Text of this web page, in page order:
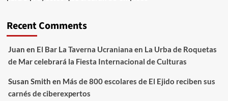
Recent Comments
Juan en El Bar La Taverna Ucraniana en La Urba de Roquetas
de Mar celebrará la Fiesta Internacional de Culturas
Susan Smith en Más de 800 escolares de El Ejido reciben sus
carnés de ciberexpertos